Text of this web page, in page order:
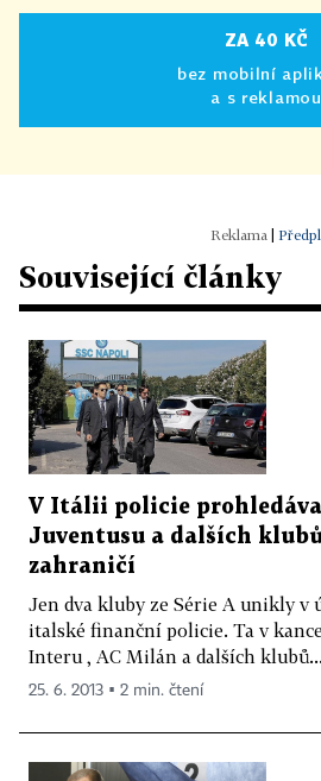
ZA 40 KČ
bez mobilní
a s reklamou
Související články
V Itálii policie
Juventusu a dalších
zahraničí
Jen dva kluby ze Série A unikly v
italské finanční policie. Ta v
Interu , AC Milán a dalších klubů...
25. 6. 2013 ▪ 2 min. čtení